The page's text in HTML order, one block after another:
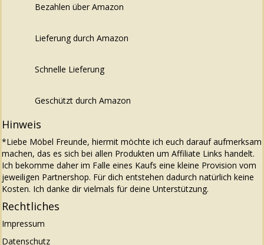
Bezahlen über Amazon
Lieferung durch Amazon
Schnelle Lieferung
Geschützt durch Amazon
Hinweis
*Liebe Möbel Freunde, hiermit möchte ich euch darauf aufmerksam
machen, das es sich bei allen Produkten um Affiliate Links handelt.
Ich bekomme daher im Falle eines Kaufs eine kleine Provision vom
jeweiligen Partnershop. Für dich entstehen dadurch natürlich keine
Kosten. Ich danke dir vielmals für deine Unterstützung.
Rechtliches
Impressum
Datenschutz